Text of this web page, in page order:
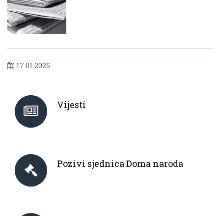
17.01.2025.
Vijesti
Pozivi sjednica Doma naroda